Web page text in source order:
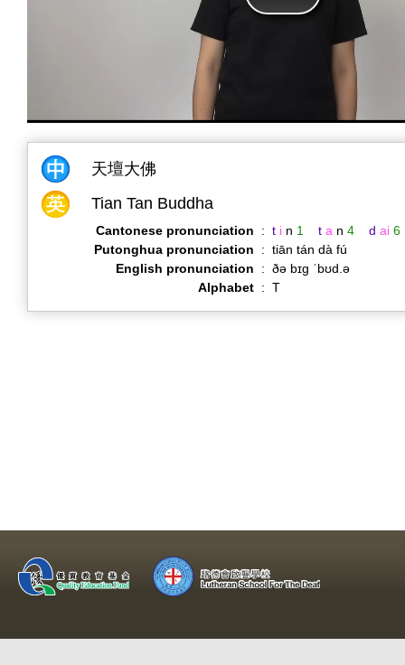
天壇大佛
Tian Tan Buddha
Cantonese pronunciation : t i n 1 t a n 4 d ai 6
Putonghua pronunciation
: tiān tán dà fú
English pronunciation
: ðə bɪɡ ˈbʊd.ə
Alphabet : T